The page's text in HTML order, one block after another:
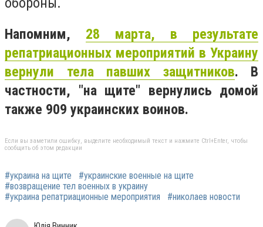
Напомним, 28 марта, в результате
репатриационных мероприятий в Украину
вернули тела павших защитников. В
частности, "на щите" вернулись домой
также 909 украинских воинов.
Если вы заметили ошибку, выделите необходимый текст и нажмите Ctrl+Enter, чтобы
сообщить об этом редакции
#украина на щите
#украинские военные на щите
#возвращение тел военных в украину
#украина репатриационные мероприятия
#николаев новости